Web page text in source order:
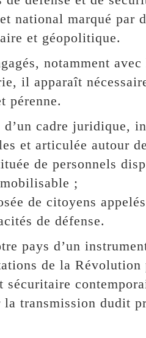
national marqué par
et géopolitique.
notamment
il apparaît
pérenne.
cadre juridique,
et articulée autour
de personnels
;
de citoyens
de défense.
pays d’un
de la Révolution
sécuritaire
transmission dudit